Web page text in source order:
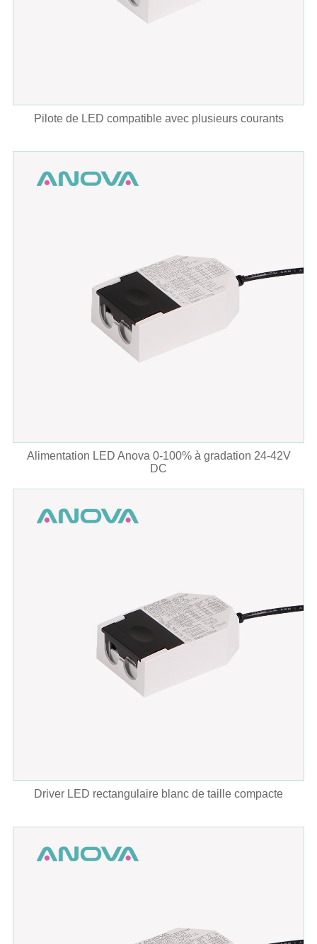
Pilote de LED compatible avec plusieurs courants
Alimentation LED Anova 0-100% à gradation 24-42V
DC
Driver LED rectangulaire blanc de taille compacte